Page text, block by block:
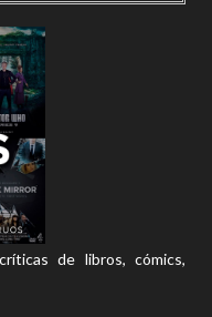
de libros, cómics,